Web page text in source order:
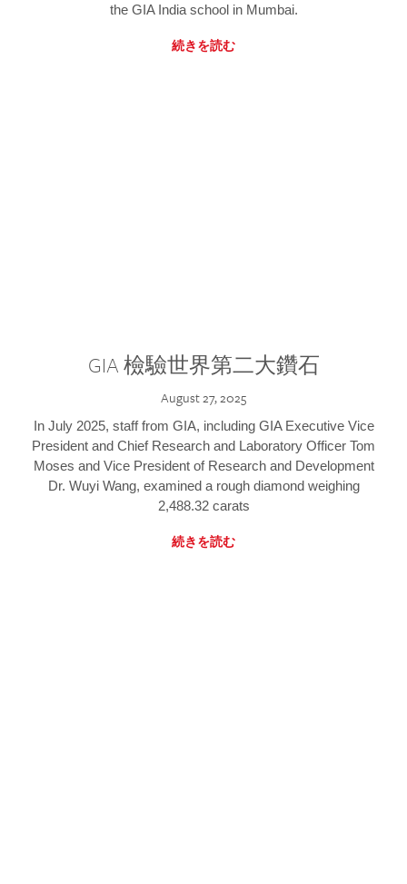
the GIA India school in Mumbai.
続きを読む
GIA 檢驗世界第二大鑽石
August 27, 2025
In July 2025, staff from GIA, including GIA Executive Vice
President and Chief Research and Laboratory Officer Tom
Moses and Vice President of Research and Development
Dr. Wuyi Wang, examined a rough diamond weighing
2,488.32 carats
続きを読む